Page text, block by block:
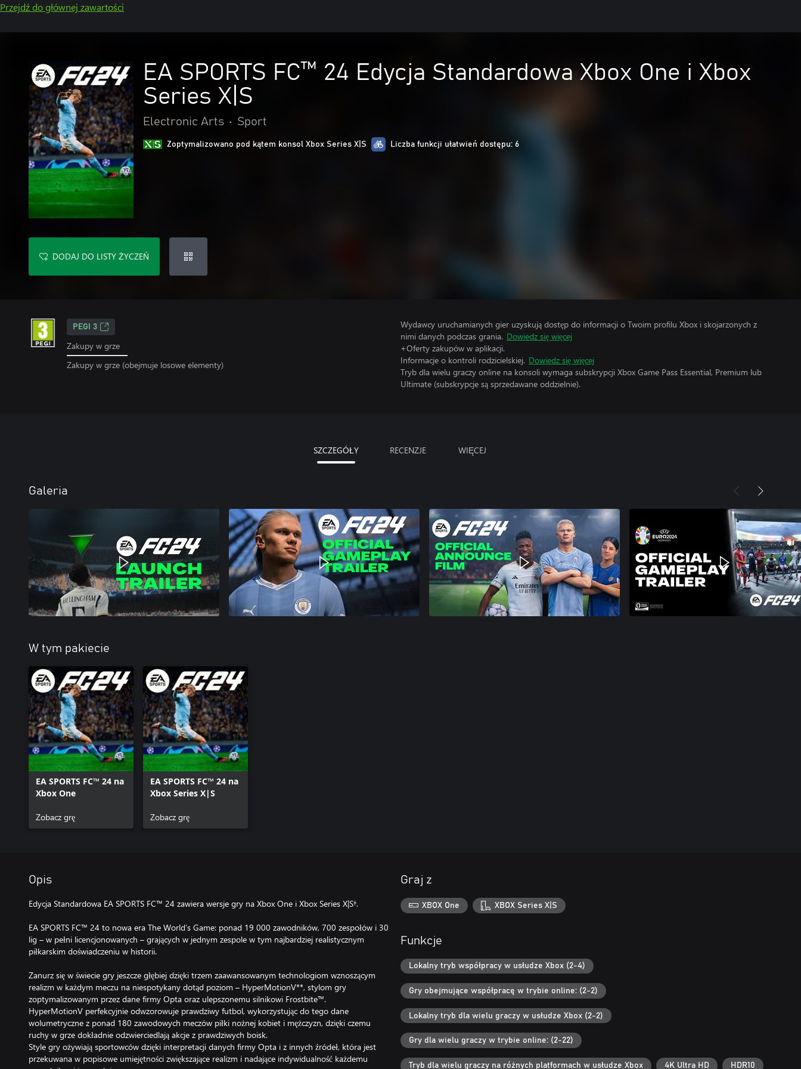
Przejdź do głównej zawartości
EA SPORTS FC™ 24 Edycja Standardowa Xbox One i Xbox
Series X|S
Electronic Arts • Sport
Zoptymalizowano pod kątem konsol Xbox Series X|S Liczba funkcji ułatwień dostępu: 6
DODAJ DO LISTY ŻYCZEŃ
PEGI 3
Zakupy w grze
Zakupy w grze (obejmuje losowe elementy)
Wydawcy uruchamianych gier uzyskują dostęp do informacji o Twoim profilu Xbox i skojarzonych z
nimi danych podczas grania. Dowiedz się więcej
+Oferty zakupów w aplikacji.
Informacje o kontroli rodzicielskiej. Dowiedz się więcej
Tryb dla wielu graczy online na konsoli wymaga subskrypcji Xbox Game Pass Essential, Premium lub
Ultimate (subskrypcje są sprzedawane oddzielnie).
SZCZEGÓŁY RECENZJE WIĘCEJ
Galeria
W tym pakiecie
EA SPORTS FC™ 24 na
Xbox One
Zobacz grę
EA SPORTS FC™ 24 na
Xbox Series X|S
Zobacz grę
Opis
Edycja Standardowa EA SPORTS FC™ 24 zawiera wersje gry na Xbox One i Xbox Series X|S†.
EA SPORTS FC™ 24 to nowa era The World’s Game: ponad 19 000 zawodników, 700 zespołów i 30
lig – w pełni licencjonowanych – grających w jednym zespole w tym najbardziej realistycznym
piłkarskim doświadczeniu w historii.
Zanurz się w świecie gry jeszcze głębiej dzięki trzem zaawansowanym technologiom wznoszącym
realizm w każdym meczu na niespotykany dotąd poziom – HyperMotionV**, stylom gry
zoptymalizowanym przez dane firmy Opta oraz ulepszonemu silnikowi Frostbite™.
HyperMotionV perfekcyjnie odwzorowuje prawdziwy futbol, wykorzystując do tego dane
wolumetryczne z ponad 180 zawodowych meczów piłki nożnej kobiet i mężczyzn, dzięki czemu
ruchy w grze dokładnie odzwierciedlają akcje z prawdziwych boisk.
Style gry ożywiają sportowców dzięki interpretacji danych firmy Opta i z innych źródeł, która jest
przekuwana w popisowe umiejętności zwiększające realizm i nadające indywidualność każdemu
Graj z
XBOX One XBOX Series X|S
Funkcje
Lokalny tryb współpracy w usłudze Xbox (2-4)
Gry obejmujące współpracę w trybie online: (2-2)
Lokalny tryb dla wielu graczy w usłudze Xbox (2-2)
Gry dla wielu graczy w trybie online: (2-22)
Tryb dla wielu graczy na różnych platformach w usłudze Xbox 4K Ultra HD HDR10